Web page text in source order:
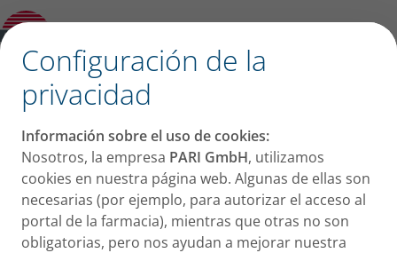
Configuración de la
privacidad
Información sobre el uso de cookies:
Nosotros, la empresa PARI GmbH, utilizamos
cookies en nuestra página web. Algunas de ellas son
necesarias (por ejemplo, para autorizar el acceso al
portal de la farmacia), mientras que otras no son
obligatorias, pero nos ayudan a mejorar nuestra
MucoClear ® 6%
Soluciones Hipertónicas